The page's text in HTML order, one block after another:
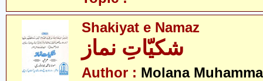
Shakiyat e Namaz
شکیّاتِ نماز
Author : Molana